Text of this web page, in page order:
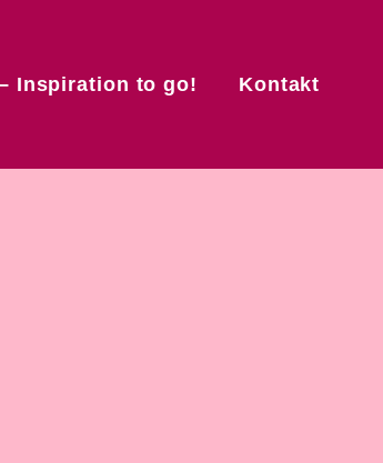
Inspiration to go! Kontakt